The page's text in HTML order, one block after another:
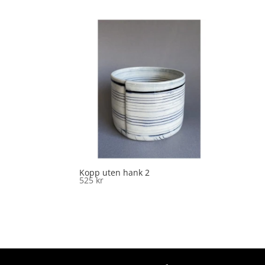
Kopp uten hank 2
525kr